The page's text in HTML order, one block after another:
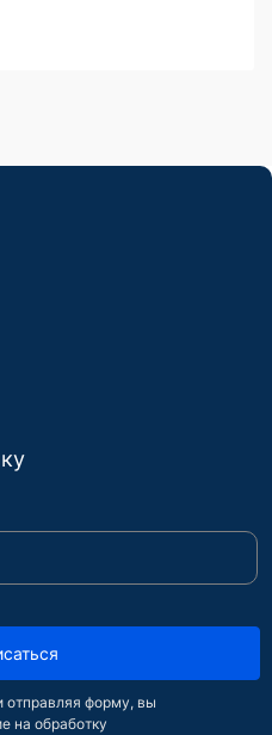
отправляя форму, вы
на обработку